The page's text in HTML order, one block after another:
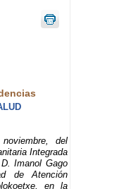
del
Integrada
Imanol Gago
de Atención
en la